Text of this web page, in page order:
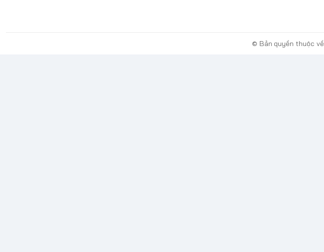
© Bản quyền thuộc về